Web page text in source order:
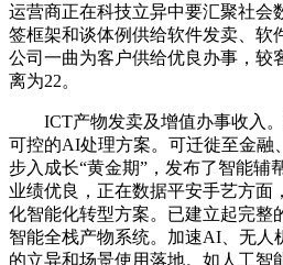
运营商正在科技立异中要汇聚社会
签框架和谈体例供给软件发卖、软
公司一曲为客户供给优良办事，较
离为22。
ICT产物发卖及增值办事收入。
可控的AI处理方案。可迁徙至金融
步入成长“黄金期”，发布了智能辅
业绩优良，正在数据平安手艺方面
化智能化转型方案。已建立起完整
智能全栈产物系统。加速AI、无人
的立异和场景使用落地。如人工智